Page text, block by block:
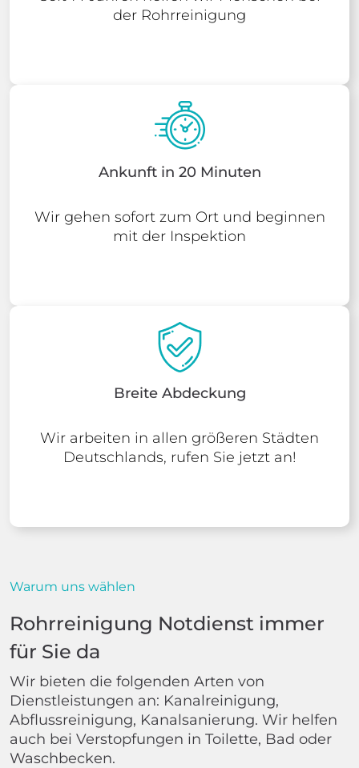
der Rohrreinigung
Ankunft in 20 Minuten
Wir gehen sofort zum Ort und beginnen
mit der Inspektion
Breite Abdeckung
Wir arbeiten in allen größeren Städten
Deutschlands, rufen Sie jetzt an!
Warum uns wählen
Rohrreinigung Notdienst immer
für Sie da
Wir bieten die folgenden Arten von
Dienstleistungen an: Kanalreinigung,
Abflussreinigung, Kanalsanierung. Wir helfen
auch bei Verstopfungen in Toilette, Bad oder
Waschbecken.